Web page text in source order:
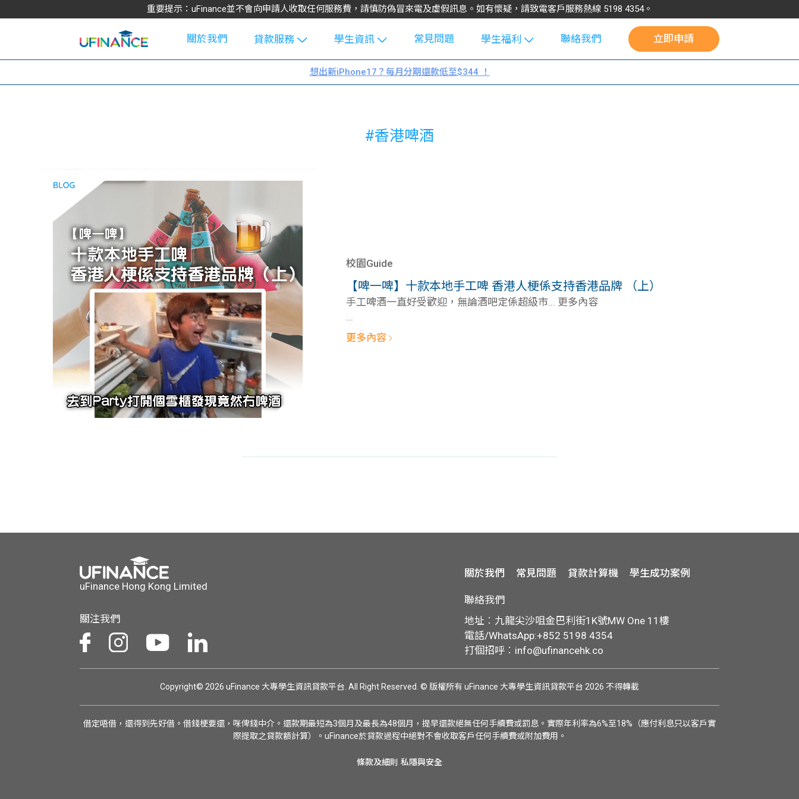
重要提示：uFinance並不會向申請人收取任何服務費，請慎防偽冒來電及虛假訊息。如有懷疑，請致電客戶服務熱線 5198 4354。
關於我們
貸款服務
學生貸款
機
網上私人貸
款
貸款計數
機
學生資訊
Blog
大專生筍
學生貸款
101
常見問題
學生福利
uFinance 校
園贊助
聯絡我們 立即申請
想出新iPhone17？每月分期還款低至$344 ！
#香港啤酒
校園Guide
【啤一啤】十款本地手工啤 香港人梗係支持香港品牌 （上）
手工啤酒一直好受歡迎，無論酒吧定係超級市... 更多內容
更多內容
uFinance Hong Kong Limited
關注我們
關於我們 常見問題 貸款計算機 學生成功案例
聯絡我們
地址︰九龍尖沙咀金巴利街1K號MW One 11樓
電話/WhatsApp:+852 5198 4354
打個招呼︰ info@ufinancehk.co
Copyright© 2026 uFinance 大專學生資訊貸款平台. All Right Reserved. © 版權所有 uFinance 大專學生資訊貸款平台 2026 不得轉載
借定唔借，還得到先好借。借錢梗要還，咪俾錢中介。還款期最短為3個月及最長為48個月，提早還款絕無任何手續費或罰息。實際年利率為6%至18%（應付利息只以客戶實
際提取之貸款額計算）。uFinance於貸款過程中絕對不會收取客戶任何手續費或附加費用。
條款及細則 私隱與安全